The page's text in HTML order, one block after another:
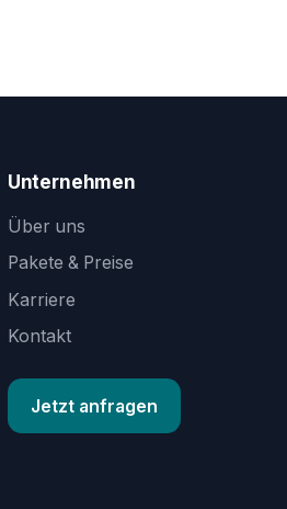
Unternehmen
Über uns
Pakete & Preise
Karriere
Kontakt
Jetzt anfragen